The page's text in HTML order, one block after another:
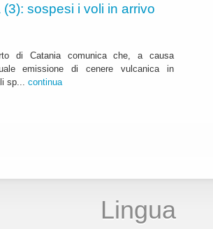
sospesi i voli in arrivo
di Catania comunica che, a causa
emissione di cenere vulcanica in
sp... continua
Lingua